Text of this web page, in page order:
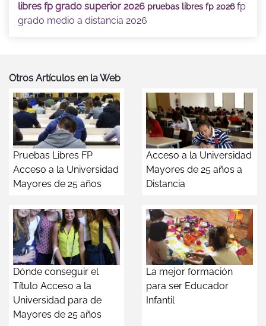
libres fp grado superior 2026 pruebas libres fp 2026 fp
grado medio a distancia 2026
Otros Artículos en la Web
Pruebas Libres FP
Acceso a la Universidad
Mayores de 25 años
Acceso a la Universidad
Mayores de 25 años a
Distancia
Dónde conseguir el
Título Acceso a la
Universidad para de
Mayores de 25 años
La mejor formación
para ser Educador
Infantil